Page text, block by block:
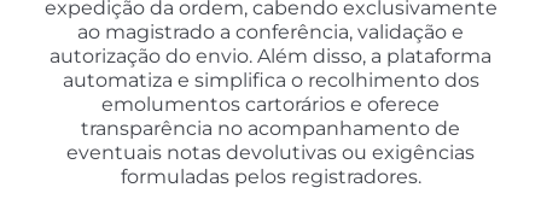
expedição da ordem, cabendo exclusivamente
ao magistrado a conferência, validação e
autorização do envio. Além disso, a plataforma
automatiza e simplifica o recolhimento dos
emolumentos cartorários e oferece
transparência no acompanhamento de
eventuais notas devolutivas ou exigências
formuladas pelos registradores.